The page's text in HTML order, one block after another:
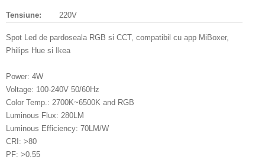
Tensiune: 220V
Spot Led de pardoseala RGB si CCT, compatibil cu app MiBoxer,
Philips Hue si Ikea
Power: 4W
Voltage: 100-240V 50/60Hz
Color Temp.: 2700K~6500K and RGB
Luminous Flux: 280LM
Luminous Efficiency: 70LM/W
CRI: >80
PF: >0.55